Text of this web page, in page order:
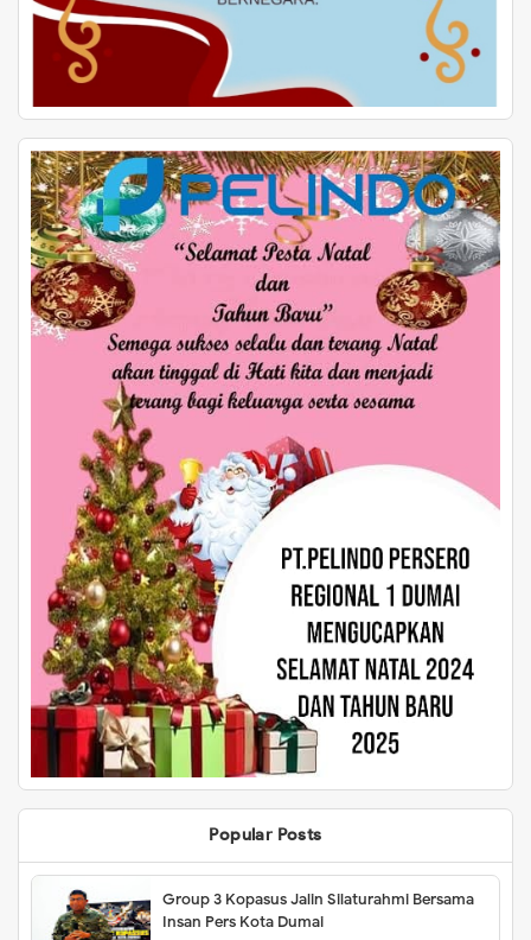
Popular Posts
Group 3 Kopasus Jalin Silaturahmi Bersama
Insan Pers Kota Dumai